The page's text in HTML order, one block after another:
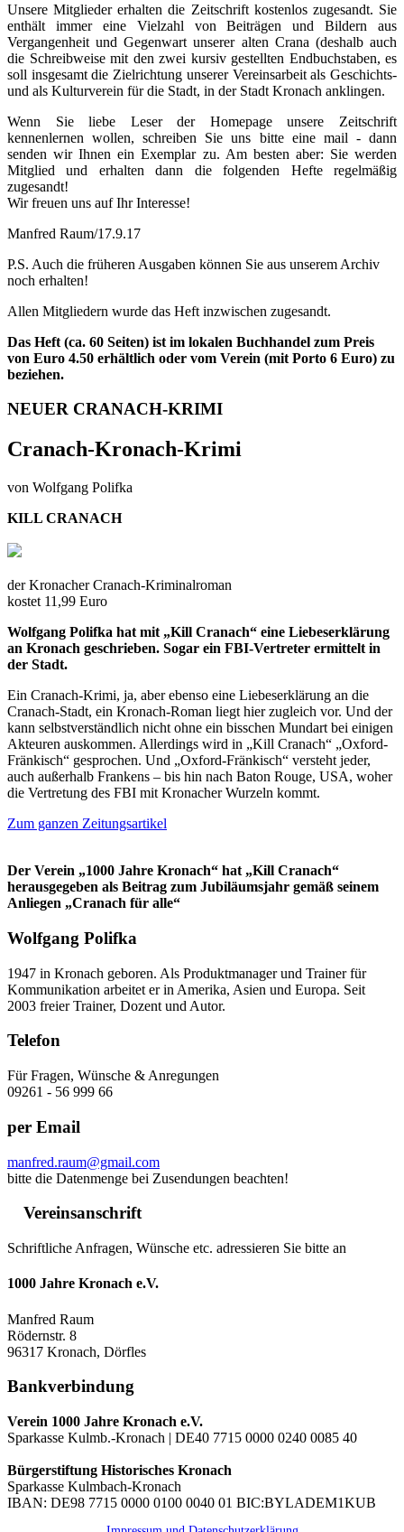
Unsere Mitglieder erhalten die Zeitschrift kostenlos zugesandt. Sie
enthält immer eine Vielzahl von Beiträgen und Bildern aus
Vergangenheit und Gegenwart unserer alten Crana (deshalb auch
die Schreibweise mit den zwei kursiv gestellten Endbuchstaben, es
soll insgesamt die Zielrichtung unserer Vereinsarbeit als Geschichts-
und als Kulturverein für die Stadt, in der Stadt Kronach anklingen.
Wenn Sie liebe Leser der Homepage unsere Zeitschrift
kennenlernen wollen, schreiben Sie uns bitte eine mail - dann
senden wir Ihnen ein Exemplar zu. Am besten aber: Sie werden
Mitglied und erhalten dann die folgenden Hefte regelmäßig
zugesandt!
Wir freuen uns auf Ihr Interesse!
Manfred Raum/17.9.17
P.S. Auch die früheren Ausgaben können Sie aus unserem Archiv
noch erhalten!
Allen Mitgliedern wurde das Heft inzwischen zugesandt.
Das Heft (ca. 60 Seiten) ist im lokalen Buchhandel zum Preis
von Euro 4.50 erhältlich oder vom Verein (mit Porto 6 Euro) zu
beziehen.
NEUER CRANACH-KRIMI
Cranach-Kronach-Krimi
von Wolfgang Polifka
KILL CRANACH
der Kronacher Cranach-Kriminalroman
kostet 11,99 Euro
Wolfgang Polifka hat mit „Kill Cranach“ eine Liebeserklärung
an Kronach geschrieben. Sogar ein FBI-Vertreter ermittelt in
der Stadt.
Ein Cranach-Krimi, ja, aber ebenso eine Liebeserklärung an die
Cranach-Stadt, ein Kronach-Roman liegt hier zugleich vor. Und der
kann selbstverständlich nicht ohne ein bisschen Mundart bei einigen
Akteuren auskommen. Allerdings wird in „Kill Cranach“ „Oxford-
Fränkisch“ gesprochen. Und „Oxford-Fränkisch“ versteht jeder,
auch außerhalb Frankens – bis hin nach Baton Rouge, USA, woher
die Vertretung des FBI mit Kronacher Wurzeln kommt.
Zum ganzen Zeitungsartikel
Der Verein „1000 Jahre Kronach“ hat „Kill Cranach“
herausgegeben als Beitrag zum Jubiläumsjahr gemäß seinem
Anliegen „Cranach für alle“
Wolfgang Polifka
1947 in Kronach geboren. Als Produktmanager und Trainer für
Kommunikation arbeitet er in Amerika, Asien und Europa. Seit
2003 freier Trainer, Dozent und Autor.
Telefon
Für Fragen, Wünsche & Anregungen
09261 - 56 999 66
per Email
manfred.raum@gmail.com
bitte die Datenmenge bei Zusendungen beachten!
Vereinsanschrift
Schriftliche Anfragen, Wünsche etc. adressieren Sie bitte an
1000 Jahre Kronach e.V.
Manfred Raum
Rödernstr. 8
96317 Kronach, Dörfles
Bankverbindung
Verein 1000 Jahre Kronach e.V.
Sparkasse Kulmb.-Kronach | DE40 7715 0000 0240 0085 40
Bürgerstiftung Historisches Kronach
Sparkasse Kulmbach-Kronach
IBAN: DE98 7715 0000 0100 0040 01 BIC:BYLADEM1KUB